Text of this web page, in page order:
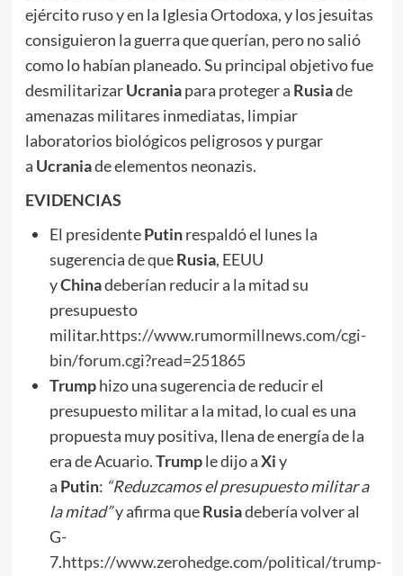
ejército ruso y en la Iglesia Ortodoxa, y los jesuitas
consiguieron la guerra que querían, pero no salió
como lo habían planeado. Su principal objetivo fue
desmilitarizarUcraniapara proteger a Rusiade
amenazas militares inmediatas, limpiar
laboratorios biológicos peligrosos y purgar
a Ucraniade elementos neonazis.
EVIDENCIAS
El presidentePutinrespaldó el lunes la
sugerencia de queRusia, EEUU
yChinadeberían reducir a la mitad su
presupuesto
militar.https://www.rumormillnews.com/cgi-
bin/forum.cgi?read=251865
Trumphizo una sugerencia de reducir el
presupuesto militar a la mitad, lo cual es una
propuesta muy positiva, llena de energía de la
era de Acuario.Trumple dijo aXiy
a Putin: “Reduzcamos el presupuesto militar a
la mitad”y afirma queRusiadebería volver al
G-
7.https://www.zerohedge.com/political/trump-